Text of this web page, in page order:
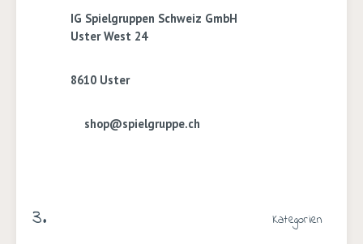
IG Spielgruppen Schweiz GmbH
Uster West 24
8610 Uster
shop@spielgruppe.ch
3. Kategorien